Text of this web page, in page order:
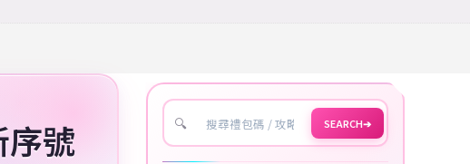
序號
🔍 SEARCH➔